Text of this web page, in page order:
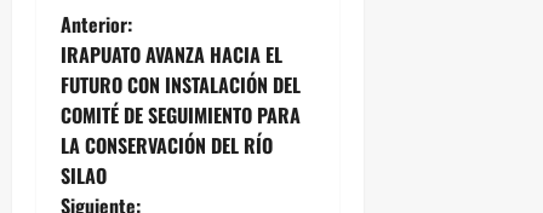
N
a
v
e
Anterior:
IRAPUATO AVANZA HACIA EL
FUTURO CON INSTALACIÓN DEL
COMITÉ DE SEGUIMIENTO PARA
LA CONSERVACIÓN DEL RÍO
SILAO
Siguiente: